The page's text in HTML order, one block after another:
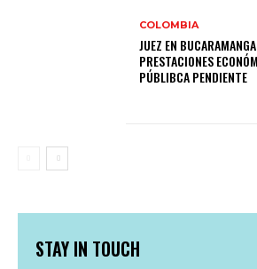
COLOMBIA
JUEZ EN
PRESTACIONES
PÚBLIBCA PENDIENTE
STAY IN TOUCH